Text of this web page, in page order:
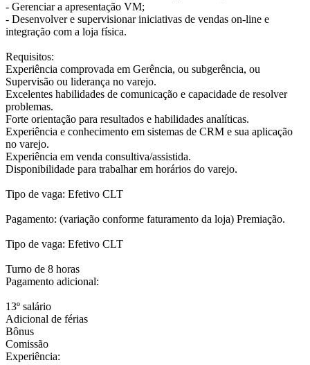
- Gerenciar a apresentação VM;
- Desenvolver e supervisionar iniciativas de vendas on-line e
integração com a loja física.
Requisitos:
Experiência comprovada em Gerência, ou subgerência, ou
Supervisão ou liderança no varejo.
Excelentes habilidades de comunicação e capacidade de resolver
problemas.
Forte orientação para resultados e habilidades analíticas.
Experiência e conhecimento em sistemas de CRM e sua aplicação
no varejo.
Experiência em venda consultiva/assistida.
Disponibilidade para trabalhar em horários do varejo.
Tipo de vaga: Efetivo CLT
Pagamento: (variação conforme faturamento da loja) Premiação.
Tipo de vaga: Efetivo CLT
Turno de 8 horas
Pagamento adicional:
13º salário
Adicional de férias
Bônus
Comissão
Experiência: